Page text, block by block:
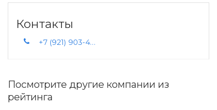
Посмотрите другие компании из
рейтинга
Контакты
+7 (921) 903-43-04